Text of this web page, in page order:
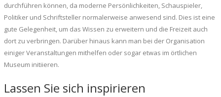
durchführen können, da moderne Persönlichkeiten, Schauspieler,
Politiker und Schriftsteller normalerweise anwesend sind. Dies ist eine
gute Gelegenheit, um das Wissen zu erweitern und die Freizeit auch
dort zu verbringen. Darüber hinaus kann man bei der Organisation
einiger Veranstaltungen mithelfen oder sogar etwas im örtlichen
Museum initiieren.
Lassen Sie sich inspirieren